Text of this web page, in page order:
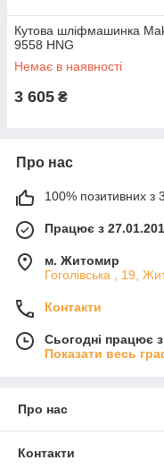
Кутова шліфмашинка
9558 HNG
Немає в наявності
3 605 ₴
Про нас
100% позитивних з
Працює з
м. Житомир
Гоголівська , 19,
Контакти
Сьогодні працює
Показати весь
Про нас
Контакти